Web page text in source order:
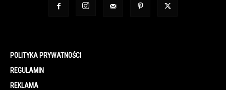
POLITYKA PRYWATNOŚCI
REGULAMIN
REKLAMA